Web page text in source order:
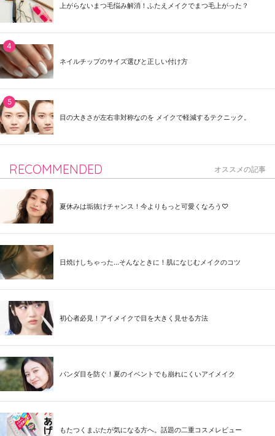
上がらないまつ毛悩み解消！ふたえメイクでまつ毛上がった？
ネイルチップのサイズ選びと正しい付け方
目の大きさが左右非対称なのを メイクで軽減するテクニック。
RECOMMENDED オススメの記事
夏休みは垢抜けチャンス！今よりもっと可愛くなろう♡
日焼けしちゃった...そんなときに！肌になじむメイクのコツ
初心者必見！アイメイクで目を大きく見せる方法
パンダ目を防ぐ！夏のイベントでも崩れにくいアイメイク
もたつくまぶたが気になる方へ。話題の二重コスメレビュー